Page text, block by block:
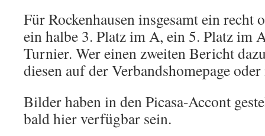
Für Rockenhausen insgesamt ein recht
ein halbe 3. Platz im A, ein 5. Platz im
Turnier. Wer einen zweiten Bericht
diesen auf der Verbandshomepage
Bilder haben in den Picasa-Accont
bald hier verfügbar sein.